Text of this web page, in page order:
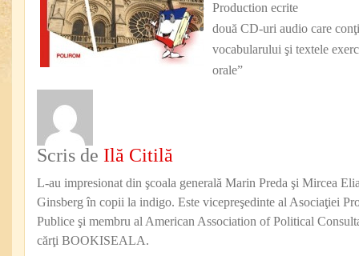
Production ecrite
două CD-uri audio care
vocabularului şi textele
orale”
Scris de Ilă Citilă
L-au impresionat din şcoala generală Marin Preda şi Mircea
Ginsberg în copii la indigo. Este vicepreşedinte al Asociaţiei
Publice şi membru al American Association of Political
cărţi BOOKISEALA.